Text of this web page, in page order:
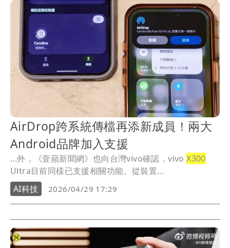
AirDrop跨系統傳檔再添新成員！兩大
Android品牌加入支援
...外，《壹蘋新聞網》也向台灣vivo確認，vivoX300
Ultra目前同樣已支援相關功能。從裝置...
AI科技
2026/04/29 17:29